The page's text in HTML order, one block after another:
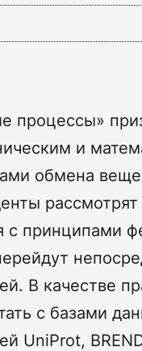
процессы»
и
обмена
с принципами
В качестве
с базами
UniProt,